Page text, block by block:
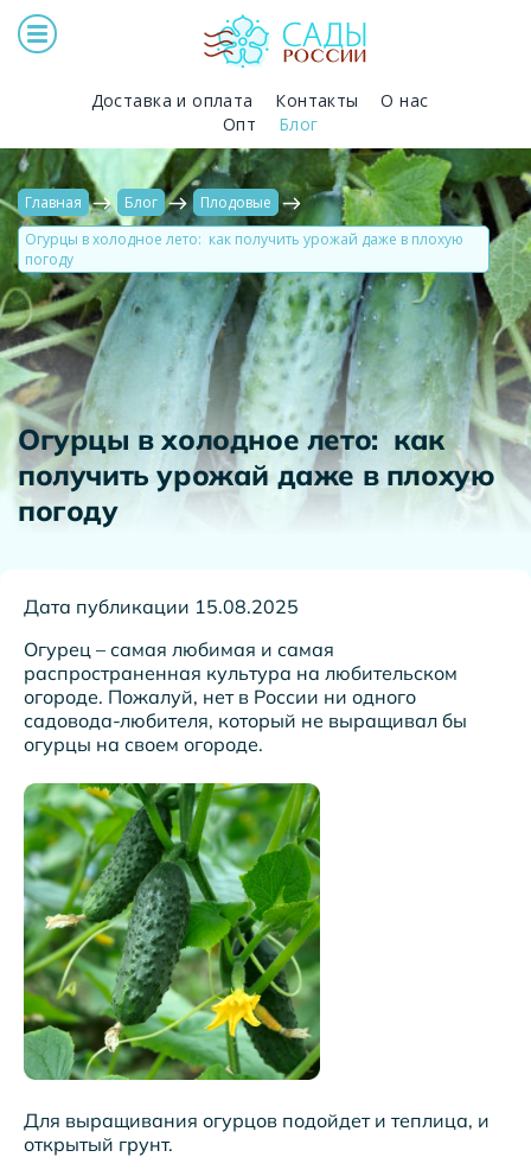
Доставка и оплата Контакты
О нас
Опт
Блог
Главная Блог
Плодовые
Огурцы в холодное лето: как получить урожай даже в плохую
погоду
Огурцы в холодное лето: как
получить урожай даже в плохую
погоду
Дата публикации 15.08.2025
Огурец – самая любимая и самая
распространенная культура на любительском
огороде. Пожалуй, нет в России ни одного
садовода-любителя, который не выращивал бы
огурцы на своем огороде.
Для выращивания огурцов подойдет и теплица, и
открытый грунт.